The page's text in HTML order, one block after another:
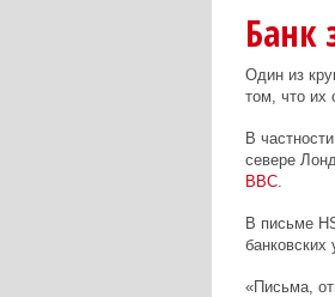
Банк
Один из
том, что их
В
севере
BBC.
В письме
банковских
«Письма,